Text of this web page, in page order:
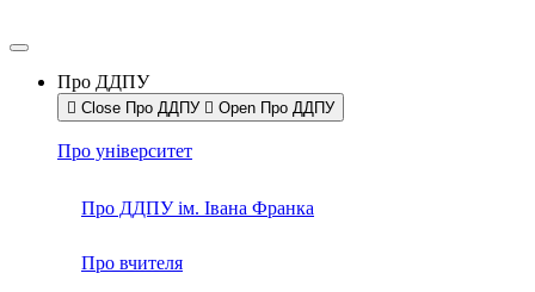
Про ДДПУ
Close Про ДДПУ Open Про ДДПУ
Про університет
Про ДДПУ ім. Івана Франка
Про вчителя